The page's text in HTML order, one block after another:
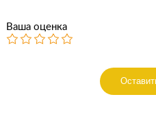
Ваша оценка